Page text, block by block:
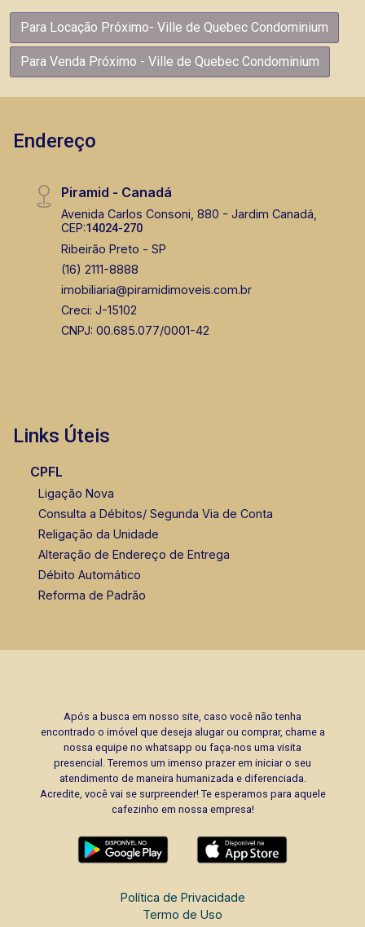
Para Locação Próximo- Ville de Quebec Condominium
Para Venda Próximo - Ville de Quebec Condominium
Endereço
Piramid - Canadá
Avenida Carlos Consoni, 880 - Jardim Canadá,
CEP:14024-270
Ribeirão Preto - SP
(16) 2111-8888
imobiliaria@piramidimoveis.com.br
Creci: J-15102
CNPJ: 00.685.077/0001-42
Links Úteis
CPFL
Ligação Nova
Consulta a Débitos/ Segunda Via de Conta
Religação da Unidade
Alteração de Endereço de Entrega
Débito Automático
Reforma de Padrão
Após a busca em nosso site, caso você não tenha
encontrado o imóvel que deseja alugar ou comprar, chame a
nossa equipe no whatsapp ou faça-nos uma visita
presencial. Teremos um imenso prazer em iniciar o seu
atendimento de maneira humanizada e diferenciada.
Acredite, você vai se surpreender! Te esperamos para aquele
cafezinho em nossa empresa!
Política de Privacidade
Termo de Uso